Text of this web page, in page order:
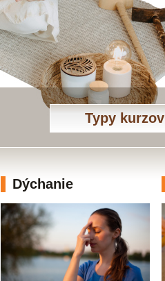
Typy kurzov
Dýchanie